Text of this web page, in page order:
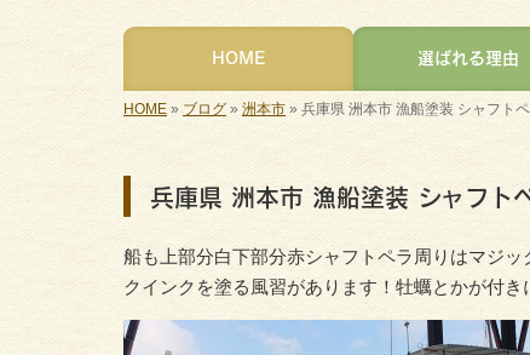
HOME 選ばれる理由
HOME » ブログ » 洲本市 »兵庫県 洲本市 漁船塗装 シャフト
兵庫県 洲本市 漁船塗装 シャフ
船も上部分白下部分赤シャフトペラ周りはマジ
クインクを塗る風習があります！牡蠣とかが付